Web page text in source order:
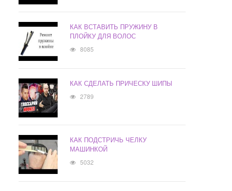
КАК ВСТАВИТЬ ПРУЖИНУ В
ПЛОЙКУ ДЛЯ ВОЛОС
8085
КАК СДЕЛАТЬ ПРИЧЕСКУ ШИПЫ
2789
КАК ПОДСТРИЧЬ ЧЕЛКУ
МАШИНКОЙ
5032